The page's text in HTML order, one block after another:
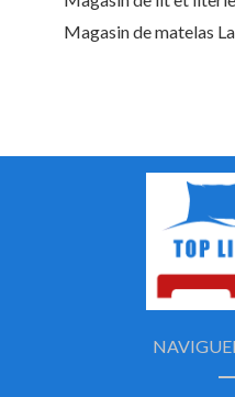
Magasin de matelas